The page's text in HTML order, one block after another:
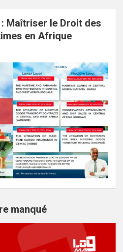
Maîtriser le Droit des
en Afrique
manqué